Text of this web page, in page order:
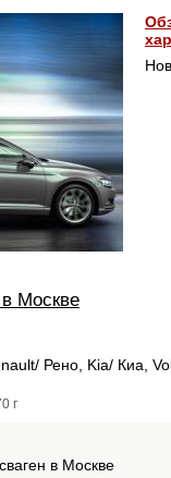
Москве
Рено, Kia/ Киа,
г
в Москве